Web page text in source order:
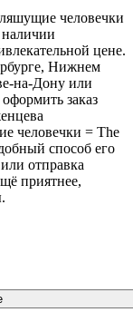
человечки
цене.
Нижнем
на-Дону или
заказ
человечки = The
способ его
отправка
приятнее,